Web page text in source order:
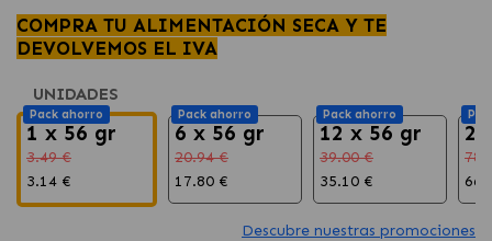
COMPRA TU ALIMENTACIÓN SECA Y TE
DEVOLVEMOS EL IVA
UNIDADES
Pack ahorro
1 x 56 gr
3.49 €
3.14 €
Pack ahorro
6 x 56 gr
20.94 €
17.80 €
Pack ahorro
12 x 56 gr
39.00 €
35.10 €
Descubre nuestras promociones